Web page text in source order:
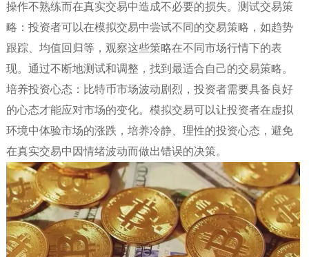
操作不熟练而在真实交易中造成不必要的损失。测试交易策
略：投资者可以在模拟交易中尝试不同的交易策略，如趋势
跟踪、均值回归等，观察这些策略在不同市场行情下的表
现。通过不断地测试和调整，找到最适合自己的交易策略。
培养投资心态：比特币市场波动剧烈，投资者需要具备良好
的心态才能应对市场的变化。模拟交易可以让投资者在虚拟
环境中体验市场的涨跌，培养冷静、理性的投资心态，避免
在真实交易中因情绪波动而做出错误的决策。